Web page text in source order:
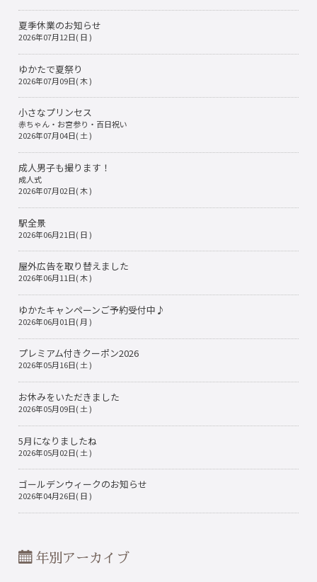
夏季休業のお知らせ
2026年07月12日( 日 )
ゆかたで夏祭り
2026年07月09日( 木 )
小さなプリンセス
赤ちゃん・お宮参り・百日祝い
2026年07月04日( 土 )
成人男子も撮ります！
成人式
2026年07月02日( 木 )
駅全景
2026年06月21日( 日 )
屋外広告を取り替えました
2026年06月11日( 木 )
ゆかたキャンペーンご予約受付中♪
2026年06月01日( 月 )
プレミアム付きクーポン2026
2026年05月16日( 土 )
お休みをいただきました
2026年05月09日( 土 )
5月になりましたね
2026年05月02日( 土 )
ゴールデンウィークのお知らせ
2026年04月26日( 日 )
年別アーカイブ